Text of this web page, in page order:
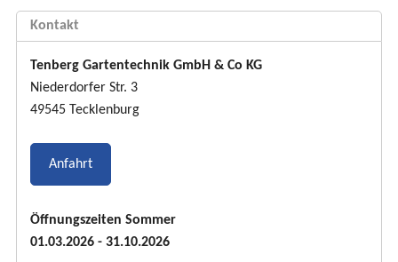
Kontakt
Tenberg Gartentechnik GmbH & Co KG
Niederdorfer Str. 3
49545 Tecklenburg
Anfahrt
Öffnungszeiten Sommer
01.03.2026 - 31.10.2026